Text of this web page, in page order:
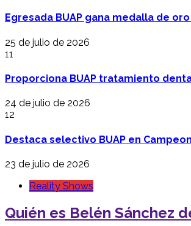
Egresada BUAP gana medalla de
25 de julio de 2026
11
Proporciona BUAP tratamiento
24 de julio de 2026
12
Destaca selectivo BUAP en
23 de julio de 2026
Reality Shows
Quién es Belén Sánchez